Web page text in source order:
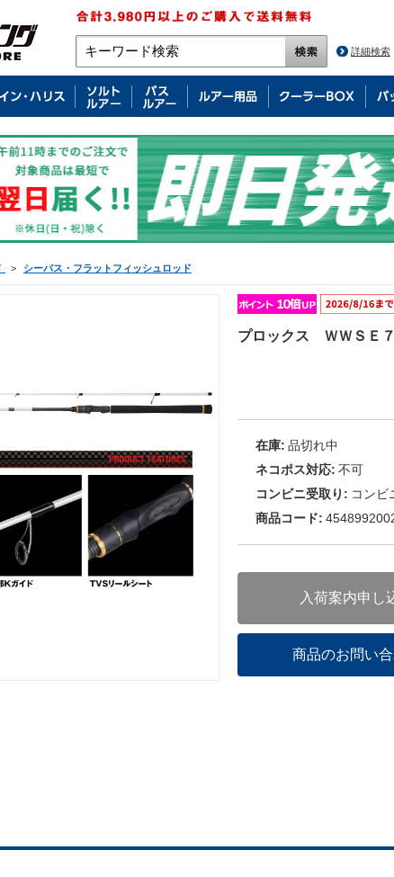
詳細検索
> シーバス・フラットフィッシュロッド
プロックス ＷＷＳＥ
在庫: 品切れ中
ネコポス対応: 不可
コンビニ受取り: コンビ
商品コード:
入荷案内申し
商品のお問い